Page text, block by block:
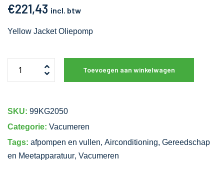
€221,43 incl. btw
Yellow Jacket Oliepomp
Toevoegen aan winkelwagen
SKU: 99KG2050
Categorie: Vacumeren
Tags: afpompen en vullen, Airconditioning, Gereedschap
en Meetapparatuur, Vacumeren